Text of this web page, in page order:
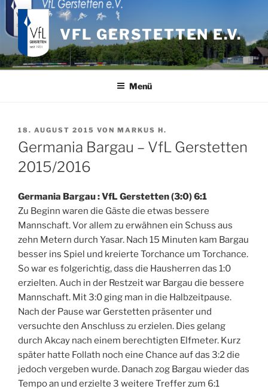
Zum
Inhalt
springen
VFL GERSTETTEN E.V.
Menü
VERÖFFENTLICHT
AM
18. AUGUST 2015 VON MARKUS H.
Germania Bargau – VfL Gerstetten
2015/2016
Germania Bargau : VfL Gerstetten (3:0) 6:1
Zu Beginn waren die Gäste die etwas bessere
Mannschaft. Vor allem zu erwähnen ein Schuss aus
zehn Metern durch Yasar. Nach 15 Minuten kam Bargau
besser ins Spiel und kreierte Torchance um Torchance.
So war es folgerichtig, dass die Hausherren das 1:0
erzielten. Auch in der Restzeit war Bargau die bessere
Mannschaft. Mit 3:0 ging man in die Halbzeitpause.
Nach der Pause war Gerstetten präsenter und
versuchte den Anschluss zu erzielen. Dies gelang
durch Akcay nach einem berechtigten Elfmeter. Kurz
später hatte Follath noch eine Chance auf das 3:2 die
jedoch vergeben wurde. Danach zog Bargau wieder das
Tempo an und erzielte 3 weitere Treffer zum 6:1